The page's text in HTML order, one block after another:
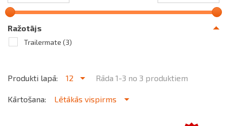
Ražotājs
Trailermate (3)
Produkti lapā: 12 Rāda 1-3 no 3 produktiem
Kārtošana: Lētākās vispirms